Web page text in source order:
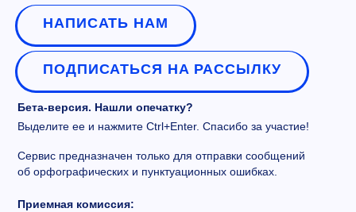
НАПИСАТЬ НАМ
ПОДПИСАТЬСЯ НА РАССЫЛКУ
Бета-версия. Нашли опечатку?
Выделите ее и нажмите Ctrl+Enter. Спасибо за участие!
Сервис предназначен только для отправки сообщений
об орфографических и пунктуационных ошибках.
Приемная комиссия: